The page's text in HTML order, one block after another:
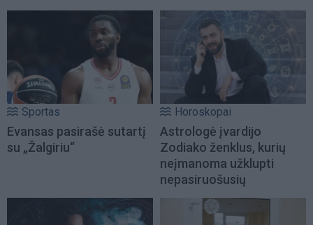
Sportas
Evansas pasirašė sutartį
su „Žalgiriu“
Horoskopai
Astrologė įvardijo
Zodiako ženklus, kurių
neįmanoma užklupti
nepasiruošusių